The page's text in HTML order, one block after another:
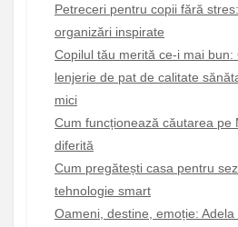
Petreceri pentru copii fără
organizări inspirate
Copilul tău merită ce-i mai
lenjerie de pat de calitate
mici
Cum funcționează căutarea pe
diferită
Cum pregătești casa pentru
tehnologie smart
Oameni, destine, emoție: